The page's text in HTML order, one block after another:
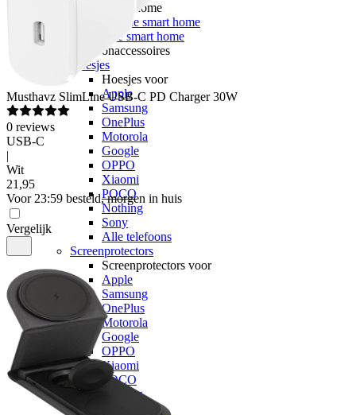
Smart home
Google smart home
Alle smart home
Telefoonaccessoires
Hoesjes
Hoesjes voor
Apple
Samsung
OnePlus
Motorola
Google
OPPO
Xiaomi
POCO
Nothing
Sony
Alle telefoons
Screenprotectors
Screenprotectors voor
Apple
Samsung
OnePlus
Motorola
Google
OPPO
Xiaomi
POCO
Nothing
Musthavz SlimLine USB-C PD Charger 30W
0 reviews
USB-C
|
Wit
21 ,95
Voor 23:59 besteld, morgen in huis
Vergelijk